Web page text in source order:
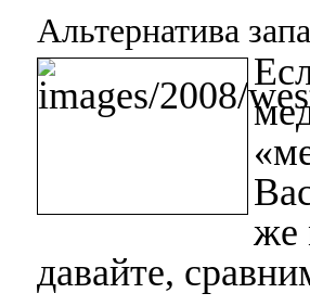
Альтернатива
же
давайте,